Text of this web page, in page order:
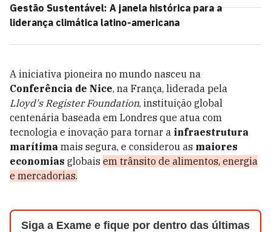
Gestão Sustentável: A janela histórica para a
liderança climática latino-americana
A iniciativa pioneira no mundo nasceu na
Conferência de Nice, na França, liderada pela
Lloyd's Register Foundation, instituição global
centenária baseada em Londres que atua com
tecnologia e inovação para tornar a infraestrutura
marítima mais segura, e considerou as maiores
economias globais em trânsito de alimentos, energia
e mercadorias.
Siga a Exame e fique por dentro das últimas